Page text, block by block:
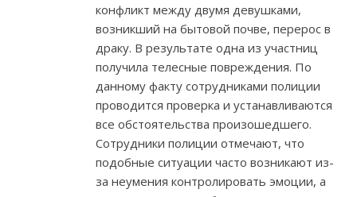
конфликт между двумя девушками,
возникший на бытовой почве, перерос в
драку. В результате одна из участниц
получила телесные повреждения. По
данному факту сотрудниками полиции
проводится проверка и устанавливаются
все обстоятельства произошедшего.
Сотрудники полиции отмечают, что
подобные ситуации часто возникают из-
за неумения контролировать эмоции, а